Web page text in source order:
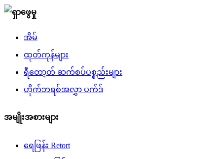
အိမ်
ထုတ်ကုန်များ
ရီတော့တ် ဆက်စပ်ပစ္စည်းများ
ဟိုက်ဘရစ်အလွှာ ပက်ဒ်
အမျိုးအစားများ
ရေဖြန်း Retort